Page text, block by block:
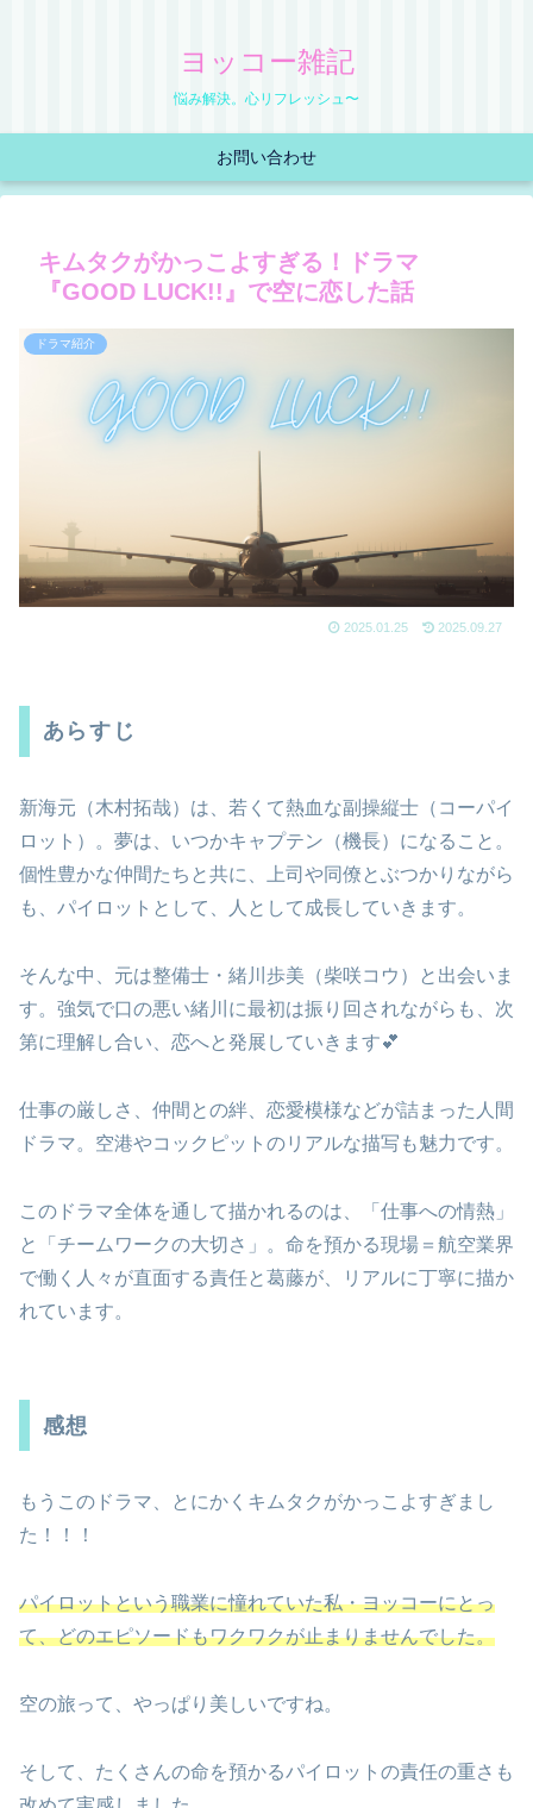
ヨッコー雑記
悩み解決。心リフレッシュ〜
お問い合わせ
キムタクがかっこよすぎる！ドラマ
『GOOD LUCK!!』で空に恋した話
ドラマ紹介
2025.01.25 2025.09.27
あらすじ
新海元（木村拓哉）は、若くて熱血な副操縦士（コーパイ
ロット）。夢は、いつかキャプテン（機長）になること。
個性豊かな仲間たちと共に、上司や同僚とぶつかりながら
も、パイロットとして、人として成長していきます。
そんな中、元は整備士・緒川歩美（柴咲コウ）と出会いま
す。強気で口の悪い緒川に最初は振り回されながらも、次
第に理解し合い、恋へと発展していきます💕
仕事の厳しさ、仲間との絆、恋愛模様などが詰まった人間
ドラマ。空港やコックピットのリアルな描写も魅力です。
このドラマ全体を通して描かれるのは、「仕事への情熱」
と「チームワークの大切さ」。命を預かる現場＝航空業界
で働く人々が直面する責任と葛藤が、リアルに丁寧に描か
れています。
感想
もうこのドラマ、とにかくキムタクがかっこよすぎまし
た！！！
パイロットという職業に憧れていた私・ヨッコーにとっ
て、どのエピソードもワクワクが止まりませんでした。
空の旅って、やっぱり美しいですね。
そして、たくさんの命を預かるパイロットの責任の重さも